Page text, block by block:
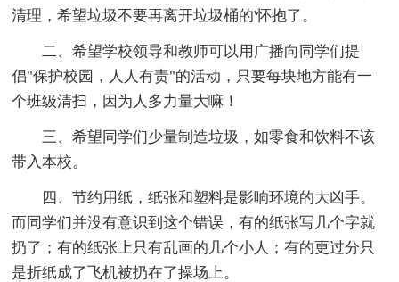
清理，希望垃圾不要再离开垃圾桶的'怀抱了。
二、希望学校领导和教师可以用广播向同学们提
倡"保护校园，人人有责"的活动，只要每块地方能有一
个班级清扫，因为人多力量大嘛！
三、希望同学们少量制造垃圾，如零食和饮料不该
带入本校。
四、节约用纸，纸张和塑料是影响环境的大凶手。
而同学们并没有意识到这个错误，有的纸张写几个字就
扔了；有的纸张上只有乱画的几个小人；有的更过分只
是折纸成了飞机被扔在了操场上。